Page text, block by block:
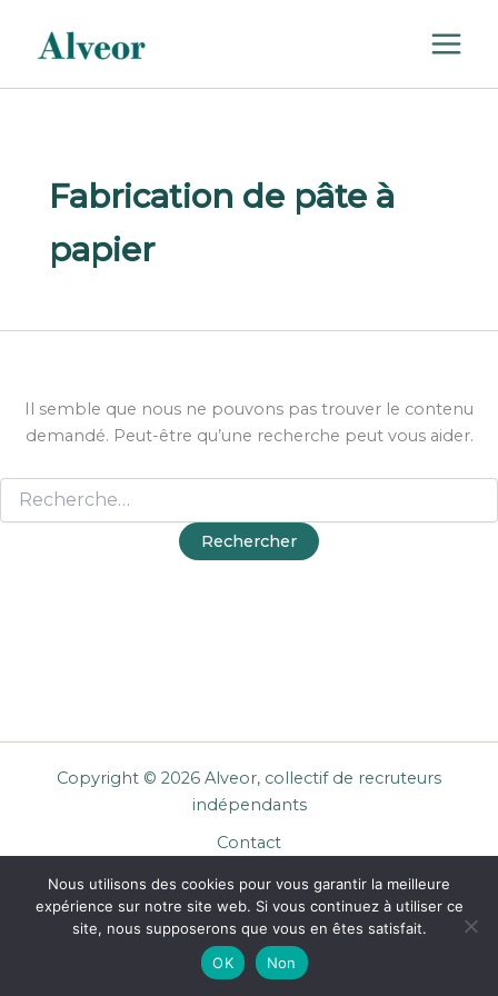
contenu
Fabrication de pâte à
papier
Il semble que nous ne pouvons pas trouver le contenu
demandé. Peut-être qu’une recherche peut vous aider.
Copyright © 2026 Alveor, collectif de recruteurs
indépendants
Contact
Mentions légales
Confidentialité
CGU Entreprises
Nous utilisons des cookies pour vous garantir la meilleure
expérience sur notre site web. Si vous continuez à utiliser ce
site, nous supposerons que vous en êtes satisfait.
OK
Non